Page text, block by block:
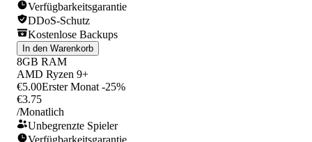
Verfügbarkeitsgarantie
DDoS-Schutz
Kostenlose Backups
In den Warenkorb
8GB RAM
AMD Ryzen 9+
€5.00Erster Monat -25%
€3.75
/Monatlich
Unbegrenzte Spieler